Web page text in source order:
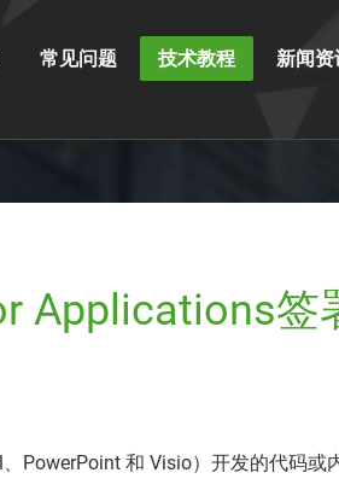
常见问题 技术教程 新闻资
Applications签
PowerPoint 和 Visio）开发的代码或